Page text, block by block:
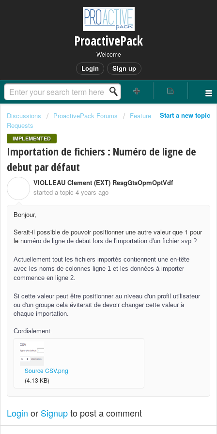
ProactivePack
Welcome
Login Sign up
Start a new topic
Discussions ProactivePack Forums
Feature
Requests
IMPLEMENTED
Importation de fichiers : Numéro de ligne de
debut par défaut
VIOLLEAU Clement (EXT) ResgGtsOpmOptVdf
started a topic 4 years ago
Bonjour,
Serait-il possible de pouvoir positionner une autre valeur que 1 pour
le numéro de ligne de debut lors de l'importation d'un fichier svp ?
Actuellement tout les fichiers importés contiennent une en-tête
avec les noms de colonnes ligne 1 et les données à importer
commence en ligne 2.
Si cette valeur peut être positionner au niveau d'un profil utilisateur
ou d'un groupe cela éviterait de devoir changer cette valeur à
chaque importation.
Cordialement.
Source CSV.png
(4.13 KB)
Login or Signupto post a comment